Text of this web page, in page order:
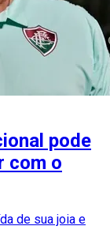
pode
com o
de sua joia e